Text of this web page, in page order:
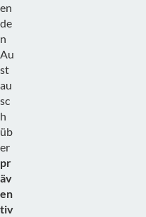
en
de
n
Au
st
au
sc
h
üb
er
pr
äv
en
tiv